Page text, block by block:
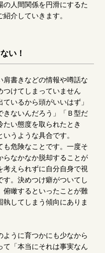
の人間関係を円滑にするた
介していきます。
い！
肩書きなどの情報や噂話な
つけてしまっていません
いるから頭がいいはず」
きないんだろう」「Ｂ型だ
い態度を取られたとき
うような具合です。
も危険なことです。一度そ
らなかなか脱却することが
えられずに自分自身で視
。決めつけ癖がついてし
俯瞰するといったことが難
執してしまう傾向にありま
うに育つかにも少なから
て「本当にそれは事実なん